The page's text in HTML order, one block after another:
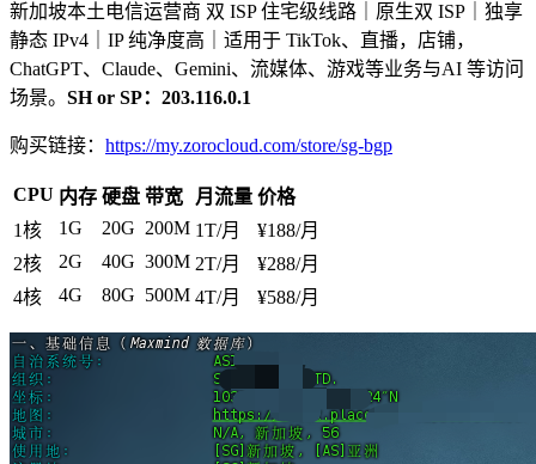
新加坡本土电信运营商 双 ISP 住宅级线路｜原生双 ISP｜独享
静态 IPv4｜IP 纯净度高｜适用于 TikTok、直播，店铺，
ChatGPT、Claude、Gemini、流媒体、游戏等业务与AI 等访问
场景。 SH or SP： 203.116.0.1
购买链接： https://my.zorocloud.com/store/sg-bgp
CPU 内存 硬盘 带宽 月流量 价格
1核
1G 20G 200M 1T/月
¥188/月
2核
2G 40G 300M 2T/月
¥288/月
4核
4G 80G 500M 4T/月 ¥588/月